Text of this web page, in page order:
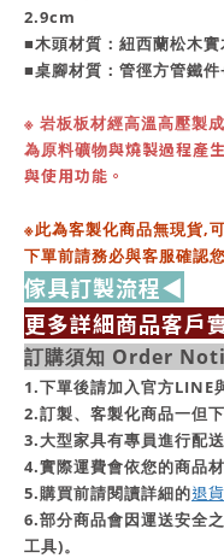
2.9cm
■木頭材質： 紐西蘭松木
■桌腳材質： 管徑方管鐵
※ 岩板板材經高溫高壓製
為原料礦物與燒製過程產
與使用功能。
※此為客製化商品無現貨,
下單前請務必與客服確認
傢具訂製流程◀
更多詳細商品客戶
訂購須知 Order
1.下單後請加入官方LINE
2.訂製、客製化商品一但
3.大型家具有專員進行配
4.實際運費會依您的商品
5.購買前請閱讀詳細的退
6.部分商品會因運送安全
工具)。